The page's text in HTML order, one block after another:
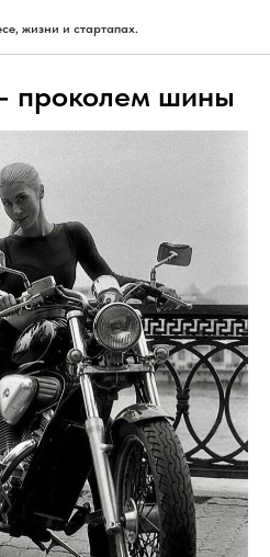
жизни и стартапах.
проколем шины